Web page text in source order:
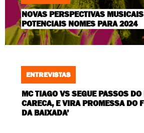
NOVAS PERSPECTIVAS
POTENCIAIS NOMES PARA 2024
ENTREVISTAS
MC TIAGO VS SEGUE PASSOS
CARECA, E VIRA PROMESSA DO
DA BAIXADA’